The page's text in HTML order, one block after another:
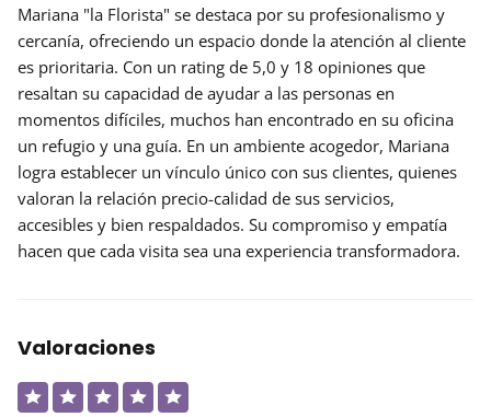
Mariana "la Florista" se destaca por su profesionalismo y
cercanía, ofreciendo un espacio donde la atención al cliente
es prioritaria. Con un rating de 5,0 y 18 opiniones que
resaltan su capacidad de ayudar a las personas en
momentos difíciles, muchos han encontrado en su oficina
un refugio y una guía. En un ambiente acogedor, Mariana
logra establecer un vínculo único con sus clientes, quienes
valoran la relación precio-calidad de sus servicios,
accesibles y bien respaldados. Su compromiso y empatía
hacen que cada visita sea una experiencia transformadora.
Valoraciones